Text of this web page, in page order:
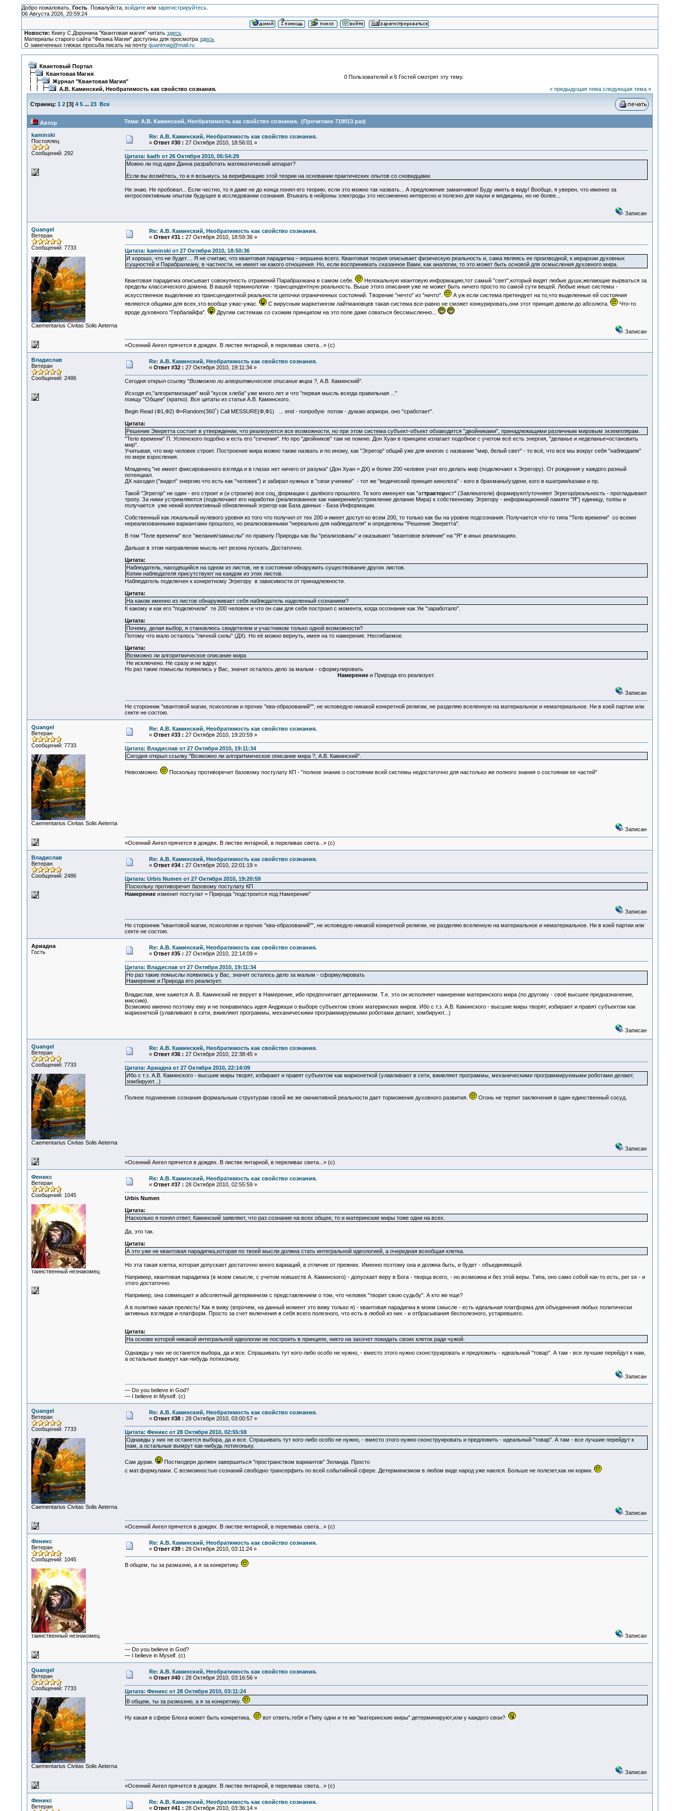
Добро пожаловать, Гость. Пожалуйста, войдитеили зарегистрируйтесь.
06 Августа 2026, 20:59:24
Новости: Книгу С.Доронина "Квантовая магия" читатьздесь
Материалы старого сайта "Физика Магии" доступны для просмотраздесь
О замеченных глюках просьба писать на почтуquantmag@mail.ru
Квантовый Портал
Квантовая Магия
Журнал "Квантовая Магия"
А.В. Каминский, Необратимость как свойство сознания.
0 Пользователей и 6 Гостей смотрят эту тему.
« предыдущая тема следующая тема »
Страниц: 1 2[3] 4 5 ... 23 Все
Автор Тема: А.В. Каминский, Необратимость как свойство сознания. (Прочитано 719013 раз)
kaminski
Постоялец
Сообщений: 292
Re: А.В. Каминский, Необратимость как свойство сознания.
« Ответ #30 : 27 Октября 2010, 18:56:01 »
Цитата: kadh от 26 Октября 2010, 05:54:29
Можно ли под идеи Данна разработать математический аппарат?
Если вы возмётесь, то и я возьмусь за верификацию этой теории на основании практических опытов со сновидцами.
Не знаю. Не пробовал... Если честно, то я даже не до конца понял его теорию, если это можно так назвать... А предложение заманчивое! Буду иметь в виду! Вообще, я уверен, что именно за
интроспективным опытом будущее в исследовании сознания. Втыкать в нейроны электроды это несомненно интересно и полезно для науки и медицины, но не более...
Записан
Quangel
Ветеран
Сообщений: 7733
Сaementarius Civitas Solis Aeterna
Re: А.В. Каминский, Необратимость как свойство сознания.
« Ответ #31 : 27 Октября 2010, 18:59:36 »
Цитата: kaminski от 27 Октября 2010, 18:50:36
И хорошо, что не будет… Я не считаю, что квантовая парадигма – вершина всего. Квантовая теория описывает физическую реальность и, сама являясь ее производной, к иерархии духовных
сущностей и Парабрахману, в частности, не имеет ни какого отношения. Но, если воспринимать сказанное Вами, как аналогии, то это может быть основой для осмысления духовного мира.
Квантовая парадигма описывает совокупность отражений Парабрахмана в самом себе.
Нелокальную квантовую информацию,тот самый "свет",который видят любые души,желающие вырваться за
пределы классического домена. В вашей терминологии - трансцендентную реальность. Выше этого описания уже не может быть ничего просто по самой сути вещей. Любые иные системы -
искусственное выделение из трансцендентной реальности цепочки ограниченных состояний. Творение "нечто" из "ничто".
А уж если система претендует на то,что выделенные ей состояния
являются общими для всех,это вообще ужас-ужас.
С вирусным маркетингом лайтмановцев такая система все-равно не сможет конкурировать,они этот принцип довели до абсолюта.
Что-то
вроде духовного "Гербалайфа".
Другим системам со схожим принципом на это поле даже соваться бессмысленно...
Записан
«Осенний Ангел прячется в дождях. В листве янтарной, в переливах света...» (c)
Владислав
Ветеран
Сообщений: 2486
Re: А.В. Каминский, Необратимость как свойство сознания.
« Ответ #32 : 27 Октября 2010, 19:11:34 »
Сегодня открыл ссылку "Возможно ли алгоритмическое описание мира ?, А.В. Каминский".
Исходя из,"алгоритмизация" мой "кусок хлеба" уже много лет и что "первая мысль всегда правильная ..."
поищу "Общее" (кратко). Все цитаты из статьи А.В. Каминского.
Begin Read (Ф1,Ф2) Ф=Random(360˚) Call MESSURE(Ф,Ф1) ... end - попробую потом - думаю априори, оно "сработает".
Цитата:
Решение Эверетта состоит в утверждении, что реализуются все возможности, но при этом система субъект-объект обзаводится "двойниками", принадлежащими различным мировым экземплярам.
"Тело времени" П. Успенского подобно и есть его "сечения". Но про "двойников" там не помню. Дон Хуан в принципе излагает подобное с учетом всё есть энергия, "деланье и неделанье=остановить
мир".
Учитывая, что мир человек строит. Построение мира можно также назвать и по иному, как "Эгрегор" общий уже для многих с название "мир, белый свет" - то всё, что все мы вокруг себя "наблюдаем"
по мере взросления.
Младенец "не имеет фиксированного взгляда и в глазах нет ничего от разума" (Дон Хуан = ДХ) и более 200 человек учат его делать мир (подключают к Эгрегору). От рождения у каждого разный
потенциал.
ДХ находил ("видел" энергию что есть как "человек") и забирал нужных в "свои ученики" - тот же "ведический принцип кинолога" - кого в брахманы/уздени, кого в кшатрии/казаки и пр.
Такой "Эгрегор" не один - его строит и (и строили) все соц_формации с далёкого прошлого. Те кого именуют как "аттракторист" (Завлекатели) формируют/уточняют Эгрегор/реальность - прогладывают
тропу. За ними устремляются (подключают его наработки (реализованное как намерение/устремление делание Мира) к собственному Эгрегору - информационной памяти "Я") единицу, толпы и
получается уже некий коллективный обновленный эгрегор как База данных - База Информации.
Собственный как локальный нулевого уровня из того что получил от тех 200 и имеет доступ ко всем 200, то только как бы на уровне подсознания. Получается что-то типа "Тело времени" со всеми
нереализованными вариантами прошлого, но реализованными "нереально для наблюдателя" и определены "Решение Эверетта".
В том "Теле времени" все "желания/замыслы" по правилу Природы как бы "реализованы" и оказывают "квантовое влияние" на "Я" в иных реализациях.
Дальше в этом направлении мысль нет резона пускать. Достаточно.
Цитата:
Наблюдатель, находящийся на одном из листов, не в состоянии обнаружить существование других листов.
Копии наблюдателя присутствуют на каждом из этих листов.
Наблюдатель подключен к конкретному Эгрегору в зависимости от принадлежности.
Цитата:
На каком именно из листов обнаруживает себя наблюдатель наделенный сознанием?
К какому и как его "подключили" те 200 человек и что он сам для себя построил с момента, когда осознание как Ум "заработало".
Цитата:
Почему, делая выбор, я становлюсь свидетелем и участником только одной возможности?
Потому что мало осталось "личной силы" (ДХ). Но её можно вернуть, имея на то намерение. Несгибаемое.
Цитата:
Возможно ли алгоритмическое описание мира
Не исключено. Не сразу и не вдруг.
Но раз такие помыслы появились у Вас, значит осталось дело за малым - сформулировать
Намерение и Природа его реализует.
Записан
Не сторонник "квантовой магии, психологии и прочих "ква-образований"", не исповедую никакой конкретной религии, не разделяю вселенную на материальное и нематериальное. Ни в коей партии или
секте не состою.
Quangel
Ветеран
Сообщений: 7733
Сaementarius Civitas Solis Aeterna
Re: А.В. Каминский, Необратимость как свойство сознания.
« Ответ #33 : 27 Октября 2010, 19:20:59 »
Цитата: Владислав от 27 Октября 2010, 19:11:34
Сегодня открыл ссылку "Возможно ли алгоритмическое описание мира ?, А.В. Каминский".
Невозможно. Поскольку противоречит базовому постулату КП - "полное знание о состоянии всей системы недостаточно для настолько же полного знания о состоянии ее частей"
Записан
«Осенний Ангел прячется в дождях. В листве янтарной, в переливах света...» (c)
Владислав
Ветеран
Сообщений: 2486
Re: А.В. Каминский, Необратимость как свойство сознания.
« Ответ #34 : 27 Октября 2010, 22:01:19 »
Цитата: Urbis Numen от 27 Октября 2010, 19:20:59
Поскольку противоречит базовому постулату КП
Намерение изменит постулат = Природа "подстроится под Намерение"
Записан
Не сторонник "квантовой магии, психологии и прочих "ква-образований"", не исповедую никакой конкретной религии, не разделяю вселенную на материальное и нематериальное. Ни в коей партии или
секте не состою.
Ариадна
Гость
Re: А.В. Каминский, Необратимость как свойство сознания.
« Ответ #35 : 27 Октября 2010, 22:14:09 »
Цитата: Владислав от 27 Октября 2010, 19:11:34
Но раз такие помыслы появились у Вас, значит осталось дело за малым - сформулировать
Намерение и Природа его реализует.
Владислав, мне кажется А. В. Каминский не верует в Намерение, ибо предпочитает детерминизм. Т.е. это он исполняет намерение материнского мира (по другому - своё высшее предназначение,
миссию).
Возможно именно поэтому ему и не понравилась идея Андрюши о выборе субъектом своих материнских миров. Ибо с т.з. А.В. Каминского - высшие миры творят, избирают и правят субъектом как
марионеткой (улавливают в сети, вживляют программы, механическими программируемыми роботами делают, зомбируют...)
Записан
Quangel
Ветеран
Сообщений: 7733
Сaementarius Civitas Solis Aeterna
Re: А.В. Каминский, Необратимость как свойство сознания.
« Ответ #36 : 27 Октября 2010, 22:38:45 »
Цитата: Ариадна от 27 Октября 2010, 22:14:09
Ибо с т.з. А.В. Каминского - высшие миры творят, избирают и правят субъектом как марионеткой (улавливают в сети, вживляют программы, механическими программируемыми роботами делают,
зомбируют...)
Полное подчинение сознания формальным структурам своей же же омниктивной реальности дает торможение духовного развития. Огонь не терпит заключения в один единственный сосуд.
Записан
«Осенний Ангел прячется в дождях. В листве янтарной, в переливах света...» (c)
Феникс
Ветеран
Сообщений: 1045
таинственный незнакомец
Re: А.В. Каминский, Необратимость как свойство сознания.
« Ответ #37 : 28 Октября 2010, 02:55:59 »
Urbis Numen
Цитата:
Насколько я понял ответ, Каминский заявляет, что раз сознание на всех общее, то и материнские миры тоже одни на всех.
Да, это так.
Цитата:
А это уже не квантовая парадигма,которая по твоей мысли должна стать интегральной идеологией, а очередная всеобщая клетка.
Но эта такая клетка, которая допускает достаточно много вариаций, в отличие от прежних. Именно поэтому она и должна быть, и будет - объединяющей.
Например, квантовая парадигма (в моем смысле, с учетом новшеств А. Каминского) - допускает веру в Бога - творца всего, - но возможна и без этой веры. Типа, оно само собой как-то есть, per se - и
этого достаточно.
Например, она совмещает и абсолютный детерминизм с представлением о том, что человек "творит свою судьбу". А кто же еще?
А в политике какая прелесть! Как я вижу (впрочем, на данный момент это вижу только я) - квантовая парадигма в моем смысле - есть идеальная платформа для объединения любых политически
активных взглядов и платформ. Просто за счет включения в себя всего полезного, что есть в любой из них - и отбрасывания бесполезного, устаревшего.
Цитата:
На основе которой никакой интегральной идеологии не построить в принципе, никто на захочет покидать своих клеток ради чужой.
Однажды у них не останется выбора, да и все. Спрашивать тут кого-либо особо не нужно, - вместо этого нужно сконструировать и предложить - идеальный "товар". А там - все лучшие перейдут к нам,
а остальные вымрут как-нибудь потихоньку.
Записан
— Do you believe in God?
— I believe in Myself. (c)
Quangel
Ветеран
Сообщений: 7733
Сaementarius Civitas Solis Aeterna
Re: А.В. Каминский, Необратимость как свойство сознания.
« Ответ #38 : 28 Октября 2010, 03:00:57 »
Цитата: Феникс от 28 Октября 2010, 02:55:59
Однажды у них не останется выбора, да и все. Спрашивать тут кого-либо особо не нужно, - вместо этого нужно сконструировать и предложить - идеальный "товар". А там - все лучшие перейдут к
нам, а остальные вымрут как-нибудь потихоньку.
Сам дурак.
Постмодерн должен завершиться "пространством вариантов" Зеланда. Просто
с мат.формулами. С возможностью сознаний свободно трансерфить по всей событийной сфере. Детерминизмом в любом виде народ уже наелся. Больше не полезет,как ни корми.
Записан
«Осенний Ангел прячется в дождях. В листве янтарной, в переливах света...» (c)
Феникс
Ветеран
Сообщений: 1045
таинственный незнакомец
Re: А.В. Каминский, Необратимость как свойство сознания.
« Ответ #39 : 28 Октября 2010, 03:11:24 »
В общем, ты за размазню, а я за конкретику.
Записан
— Do you believe in God?
— I believe in Myself. (c)
Quangel
Ветеран
Сообщений: 7733
Сaementarius Civitas Solis Aeterna
Re: А.В. Каминский, Необратимость как свойство сознания.
« Ответ #40 : 28 Октября 2010, 03:16:56 »
Цитата: Феникс от 28 Октября 2010, 03:11:24
В общем, ты за размазню, а я за конкретику.
Ну какая в сфере Блоха может быть конкретика, вот ответь,тебя и Пипу одни и те же "материнские миры" детерминируют,или у каждого свои?
Записан
«Осенний Ангел прячется в дождях. В листве янтарной, в переливах света...» (c)
Феникс
Ветеран
Re: А.В. Каминский, Необратимость как свойство сознания.
« Ответ #41 : 28 Октября 2010, 03:36:14 »